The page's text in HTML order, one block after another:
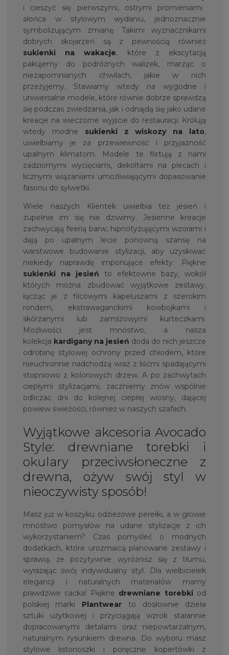
i cieszyć się pierwszymi, ostrymi promieniami
słońca w stylowym wydaniu, jednoznacznie
symbolizującym zmianę. Takimi wyznacznikami
dobrych skojarzeń są z pewnością również
sukienki na wakacje, które z ekscytacją
pakujemy do podróżnych walizek, marząc o
niezapomnianych chwilach, jakie w nich
przeżyjemy. Stawiamy wtedy na wygodne i
uniwersalne modele, które równie dobrze sprawdzą
się podczas zwiedzania, jak i odnajdą się jako udane
kreacje na wieczorne wyjście do restauracji. Królują
wtedy modne sukienki z wiskozy na lato,
uwielbiamy je za przewiewność i przyjazność
upalnym klimatom. Modele te flirtują z nami
zadziornymi wycięciami, dekoltami na plecach i
licznymi wiązaniami umożliwiającymi dopasowanie
fasonu do sylwetki.
Wiele naszych Klientek uwielbia też jesień i
zupełnie im się nie dziwimy. Jesienne kreacje
zachwycają feerią barw, hipnotyzującymi wzorami i
dają po upalnym lecie ponowną szansę na
warstwowe budowanie stylizacji, aby uzyskiwać
niekiedy naprawdę imponujące efekty. Piękne
sukienki na jesień to efektowne bazy, wokół
których można zbudować wyjątkowe zestawy,
łącząc je z filcowymi kapeluszami z szerokim
rondem, ekstrawaganckimi kowbojkami i
skórzanymi lub zamszowymi kurteczkami.
Możliwości jest mnóstwo, a nasza
kolekcja kardigany na jesień doda do nich jeszcze
odrobinę stylowej ochrony przed chłodem, które
nieuchronnie nadchodzą wraz z liśćmi spadającymi
stopniowo z kolorowych drzew. A po zachwytach
ciepłymi stylizacjami, zaczniemy znów wspólnie
odliczać dni do kolejnej ciepłej wiosny, dającej
powiew świeżości, również w naszych szafach.
Wyjątkowe akcesoria Avocado
Style: drewniane torebki i
okulary przeciwsłoneczne z
drewna, ożyw swój styl w
nieoczywisty sposób!
Masz już w koszyku odzieżowe perełki, a w głowie
mnóstwo pomysłów na udane stylizacje z ich
wykorzystaniem? Czas pomyśleć o modnych
dodatkach, które urozmaicą planowane zestawy i
sprawią, że pozytywnie wyróżnisz się z tłumu,
wyrażając swój indywidualny styl. Dla wielbicielek
elegancji i naturalnych materiałów mamy
prawdziwe cacka! Piękne drewniane torebki od
polskiej marki Plantwear to dosłownie dzieła
sztuki użytkowej i przyciągają wzrok starannie
dopracowanymi detalami oraz niepowtarzalnym,
naturalnym rysunkiem drewna. Do wyboru masz
stylowe listonoszki i poręczne kopertówki z